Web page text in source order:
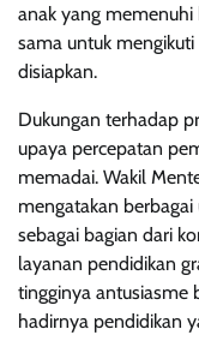
anak yang
sama untuk
disiapkan.
Dukungan terhadap
upaya percepatan
memadai. Wakil
mengatakan
sebagai bagian dari
layanan pendidikan
tingginya antusiasme
hadirnya pendidikan